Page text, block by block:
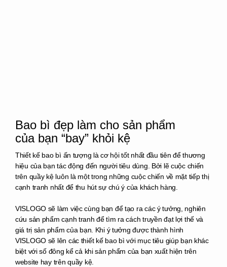
Bao bì đẹp làm cho sản phẩm
của bạn “bay” khỏi kệ
Thiết kế bao bì ấn tượng là cơ hội tốt nhất đầu tiên để thương
hiệu của bạn tác động đến người tiêu dùng. Bởi lẽ cuộc chiến
trên quầy kệ luôn là một trong những cuộc chiến về mặt tiếp thị
cạnh tranh nhất để thu hút sự chú ý của khách hàng.
VISLOGO sẽ làm việc cùng bạn để tạo ra các ý tưởng, nghiên
cứu sản phẩm cạnh tranh để tìm ra cách truyền đạt lợi thế và
giá trị sản phẩm của bạn. Khi ý tưởng được thành hình
VISLOGO sẽ lên các thiết kế bao bì với mục tiêu giúp bạn khác
biệt với số đông kể cả khi sản phẩm của bạn xuất hiện trên
website hay trên quầy kệ.